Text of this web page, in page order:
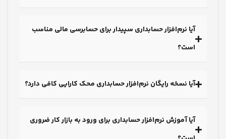
نرم‌افزار حسابداری سپیدار برای حسابرسی مالی مناسب
نسخه رایگان نرم‌افزار حسابداری محک کارایی کافی دارد؟
آموزش نرم‌افزار حسابداری برای ورود به بازار کار ضروری